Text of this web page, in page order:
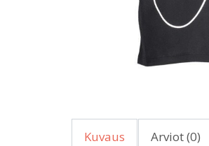
Kuvaus Arviot (0)